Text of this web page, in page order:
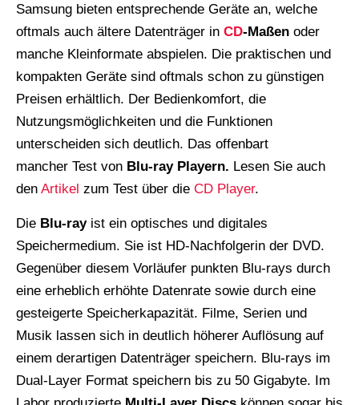
Samsung bieten entsprechende Geräte an, welche
oftmals auch ältere Datenträger in CD-Maßen oder
manche Kleinformate abspielen. Die praktischen und
kompakten Geräte sind oftmals schon zu günstigen
Preisen erhältlich. Der Bedienkomfort, die
Nutzungsmöglichkeiten und die Funktionen
unterscheiden sich deutlich. Das offenbart
mancher Test von Blu-ray Playern. Lesen Sie auch
den Artikel zum Test über die CD Player.
Die Blu-rayist ein optisches und digitales
Speichermedium. Sie ist HD-Nachfolgerin der DVD.
Gegenüber diesem Vorläufer punkten Blu-rays durch
eine erheblich erhöhte Datenrate sowie durch eine
gesteigerte Speicherkapazität. Filme, Serien und
Musik lassen sich in deutlich höherer Auflösung auf
einem derartigen Datenträger speichern. Blu-rays im
Dual-Layer Format speichern bis zu 50 Gigabyte. Im